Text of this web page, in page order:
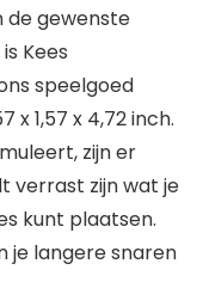
de gewenste
Kees
speelgoed
x 1,57 x 4,72 inch.
zijn er
verrast zijn wat je
kunt plaatsen.
je langere snaren